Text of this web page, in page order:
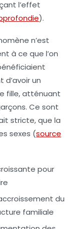
l’effet
).
n’est
à ce que l’on
un
fille, atténuant
Ce sont
stricte, que la
sexes (source
pour
du
familiale